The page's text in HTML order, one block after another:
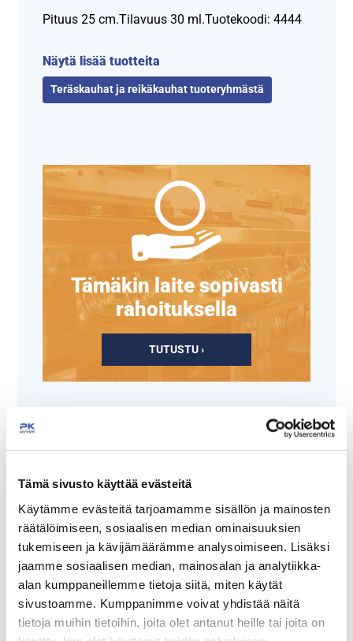
Tämä sivusto käyttää evästeitä
Käytämme evästeitä tarjoamamme sisällön ja mainosten
räätälöimiseen, sosiaalisen median ominaisuuksien
tukemiseen ja kävijämäärämme analysoimiseen. Lisäksi
jaamme sosiaalisen median, mainosalan ja analytiikka-
alan kumppaneillemme tietoja siitä, miten käytät
sivustoamme. Kumppanimme voivat yhdistää näitä
tietoja muihin tietoihin, joita olet antanut heille tai joita on
Pituus 25 cm.Tilavuus 30 ml.Tuotekoodi: 4444
Näytä lisää tuotteita
Teräskauhat ja reikäkauhat tuoteryhmästä
Tämäkin laite sopivasti
rahoituksella
TUTUSTU ›
Reikäkauha 5x5mm
Materiaali teräs
Astianpesukone kestävä
Kauha 237 ml,
ruostumatonta terästä